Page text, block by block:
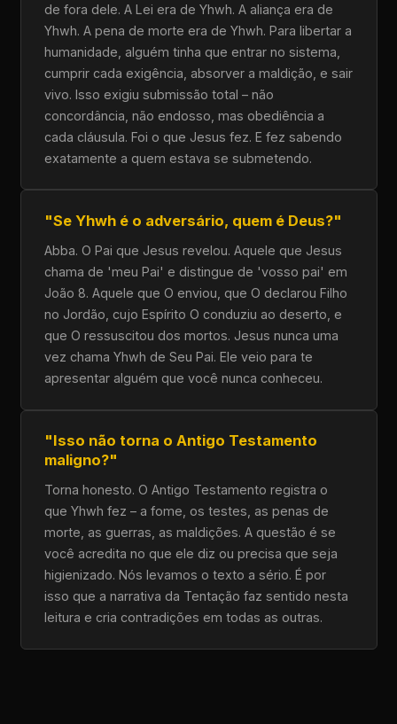
de fora dele. A Lei era de Yhwh. A aliança era de
Yhwh. A pena de morte era de Yhwh. Para libertar a
humanidade, alguém tinha que entrar no sistema,
cumprir cada exigência, absorver a maldição, e sair
vivo. Isso exigiu submissão total – não
concordância, não endosso, mas obediência a
cada cláusula. Foi o que Jesus fez. E fez sabendo
exatamente a quem estava se submetendo.
"Se Yhwh é o adversário, quem é Deus?"
Abba. O Pai que Jesus revelou. Aquele que Jesus
chama de 'meu Pai' e distingue de 'vosso pai' em
João 8. Aquele que O enviou, que O declarou Filho
no Jordão, cujo Espírito O conduziu ao deserto, e
que O ressuscitou dos mortos. Jesus nunca uma
vez chama Yhwh de Seu Pai. Ele veio para te
apresentar alguém que você nunca conheceu.
"Isso não torna o Antigo Testamento
maligno?"
Torna honesto. O Antigo Testamento registra o
que Yhwh fez – a fome, os testes, as penas de
morte, as guerras, as maldições. A questão é se
você acredita no que ele diz ou precisa que seja
higienizado. Nós levamos o texto a sério. É por
isso que a narrativa da Tentação faz sentido nesta
leitura e cria contradições em todas as outras.